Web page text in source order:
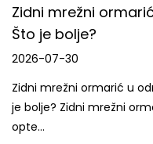
Zidni mrežni
Što je bolje?
2026-07-30
Zidni mrežni ormarić u
je bolje? Zidni mrežni
opte...